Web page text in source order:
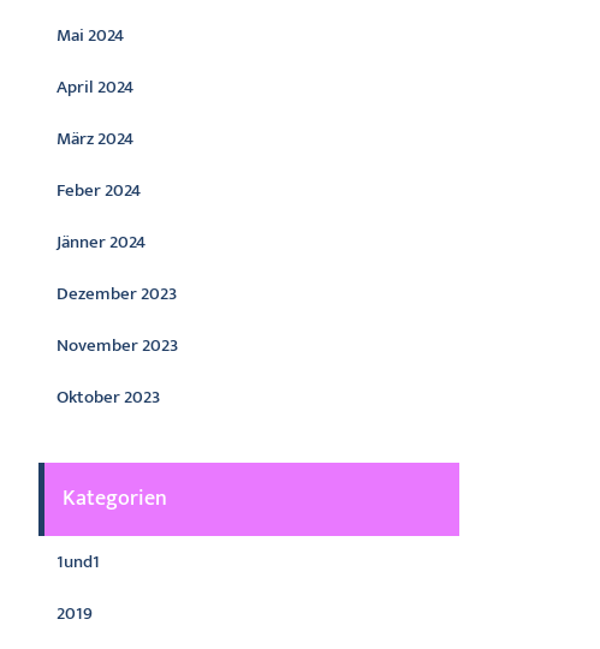
Mai 2024
April 2024
März 2024
Feber 2024
Jänner 2024
Dezember 2023
November 2023
Oktober 2023
Kategorien
1und1
2019